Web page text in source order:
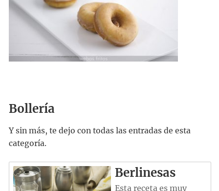
Bollería
Y sin más, te dejo con todas las entradas de esta
categoría.
Berlinesas
Esta receta es muy